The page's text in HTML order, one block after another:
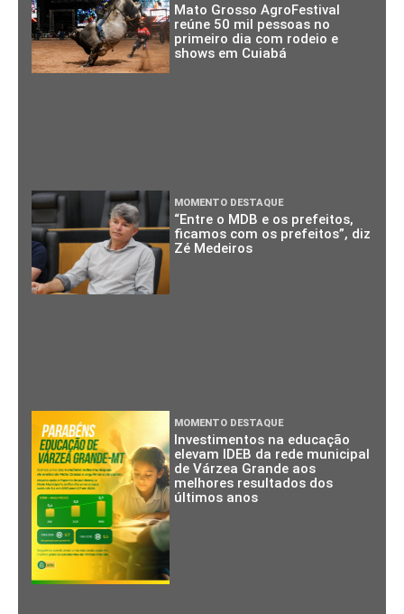
Mato Grosso AgroFestival
reúne 50 mil pessoas no
primeiro dia com rodeio e
shows em Cuiabá
MOMENTO DESTAQUE
“Entre o MDB e os prefeitos,
ficamos com os prefeitos”, diz
Zé Medeiros
MOMENTO DESTAQUE
Investimentos na educação
elevam IDEB da rede municipal
de Várzea Grande aos
melhores resultados dos
últimos anos